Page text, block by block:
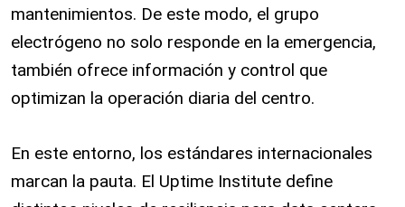
mantenimientos. De este modo, el grupo
electrógeno no solo responde en la emergencia,
también ofrece información y control que
optimizan la operación diaria del centro.
En este entorno, los estándares internacionales
marcan la pauta. El Uptime Institute define